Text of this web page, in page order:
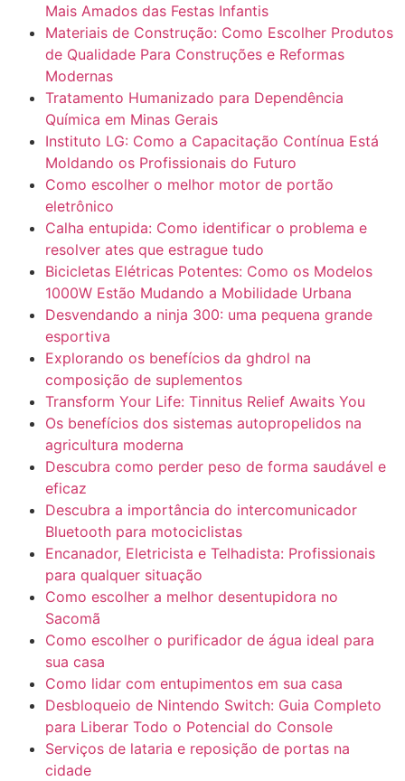
Mais Amados das Festas Infantis
Materiais de Construção: Como Escolher Produtos
de Qualidade Para Construções e Reformas
Modernas
Tratamento Humanizado para Dependência
Química em Minas Gerais
Instituto LG: Como a Capacitação Contínua Está
Moldando os Profissionais do Futuro
Como escolher o melhor motor de portão
eletrônico
Calha entupida: Como identificar o problema e
resolver ates que estrague tudo
Bicicletas Elétricas Potentes: Como os Modelos
1000W Estão Mudando a Mobilidade Urbana
Desvendando a ninja 300: uma pequena grande
esportiva
Explorando os benefícios da ghdrol na
composição de suplementos
Transform Your Life: Tinnitus Relief Awaits You
Os benefícios dos sistemas autopropelidos na
agricultura moderna
Descubra como perder peso de forma saudável e
eficaz
Descubra a importância do intercomunicador
Bluetooth para motociclistas
Encanador, Eletricista e Telhadista: Profissionais
para qualquer situação
Como escolher a melhor desentupidora no
Sacomã
Como escolher o purificador de água ideal para
sua casa
Como lidar com entupimentos em sua casa
Desbloqueio de Nintendo Switch: Guia Completo
para Liberar Todo o Potencial do Console
Serviços de lataria e reposição de portas na
cidade